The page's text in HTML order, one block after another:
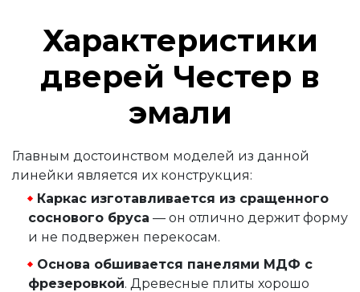
Характеристики
дверей Честер в
эмали
Главным достоинством моделей из данной
линейки является их конструкция:
Каркас изготавливается из сращенного
соснового бруса — он отлично держит форму
и не подвержен перекосам.
Основа обшивается панелями МДФ с
фрезеровкой. Древесные плиты хорошо